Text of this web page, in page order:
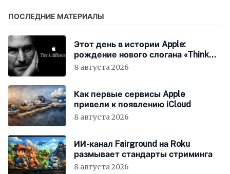
ПОСЛЕДНИЕ МАТЕРИАЛЫ
Этот день в истории Apple:
рождение нового слогана «Think
Different»
8 августа 2026
Как первые сервисы Apple
привели к появлению iCloud
8 августа 2026
ИИ-канал Fairground на Roku
размывает стандарты стриминга
8 августа 2026